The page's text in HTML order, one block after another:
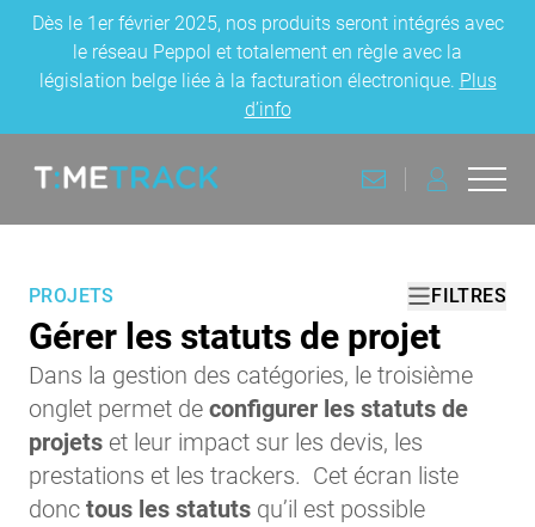
Dès le 1er février 2025, nos produits seront intégrés avec
le réseau Peppol et totalement en règle avec la
législation belge liée à la facturation électronique. Plus
d’info
CONTACTCONNEXION
PROJETS FILTRES
Gérer les statuts de projet
Dans la gestion des catégories, le troisième
onglet permet de configurer les statuts de
projets et leur impact sur les devis, les
prestations et les trackers. Cet écran liste
donc tous les statuts qu’il est possible